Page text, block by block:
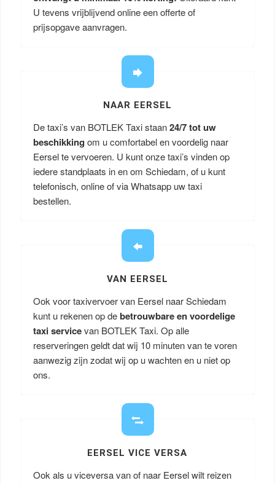
U tevens vrijblijvend online een offerte of
prijsopgave aanvragen.
NAAR EERSEL
De taxi’s van BOTLEK Taxi staan24/7 tot uw
beschikking om u comfortabel en voordelig naar
Eersel te vervoeren. U kunt onze taxi’s vinden op
iedere standplaats in en om Schiedam, of u kunt
telefonisch, online of via Whatsapp uw taxi
bestellen.
VAN EERSEL
Ook voor taxivervoer van Eersel naar Schiedam
kunt u rekenen op debetrouwbare en voordelige
taxi servicevan BOTLEK Taxi. Op alle
reserveringen geldt dat wij 10 minuten van te voren
aanwezig zijn zodat wij op u wachten en u niet op
ons.
EERSEL VICE VERSA
Ook als u viceversa van of naar Eersel wilt reizen